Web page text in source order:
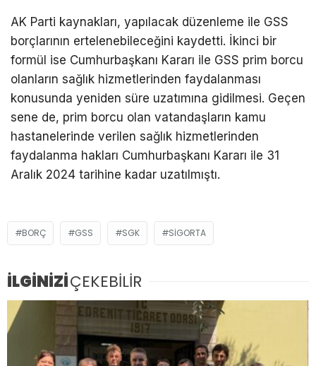
AK Parti kaynakları, yapılacak düzenleme ile GSS
borçlarının ertelenebileceğini kaydetti. İkinci bir
formül ise Cumhurbaşkanı Kararı ile GSS prim borcu
olanların sağlık hizmetlerinden faydalanması
konusunda yeniden süre uzatımına gidilmesi. Geçen
sene de, prim borcu olan vatandaşların kamu
hastanelerinde verilen sağlık hizmetlerinden
faydalanma hakları Cumhurbaşkanı Kararı ile 31
Aralık 2024 tarihine kadar uzatılmıştı.
BORÇ GSS SGK SIGORTA
İLGİNİZİÇEKEBİLİR